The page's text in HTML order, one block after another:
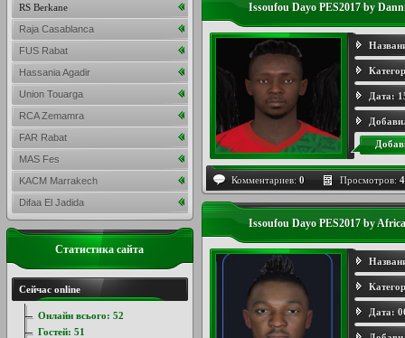
Issoufou Dayo PES2017 by
Дата:
Комментариев: 0 Просмотров:
Issoufou Dayo PES2017 by
Дата:
RS Berkane
Raja Casablanca
FUS Rabat
Hassania Agadir
Union Touarga
RCA Zemamra
FAR Rabat
MAS Fes
KACM Marrakech
Difaa El Jadida
Статистика сайта
Сейчас online
Онлайн всього: 52
Гостей: 51